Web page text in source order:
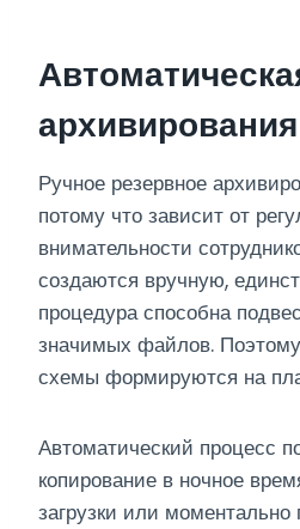
архивирования
Ручное резервное
потому что зависит от
внимательности
создаются вручную,
процедура способна
значимых файлов.
схемы формируются на
Автоматический процесс
копирование в ночное
загрузки или моментально